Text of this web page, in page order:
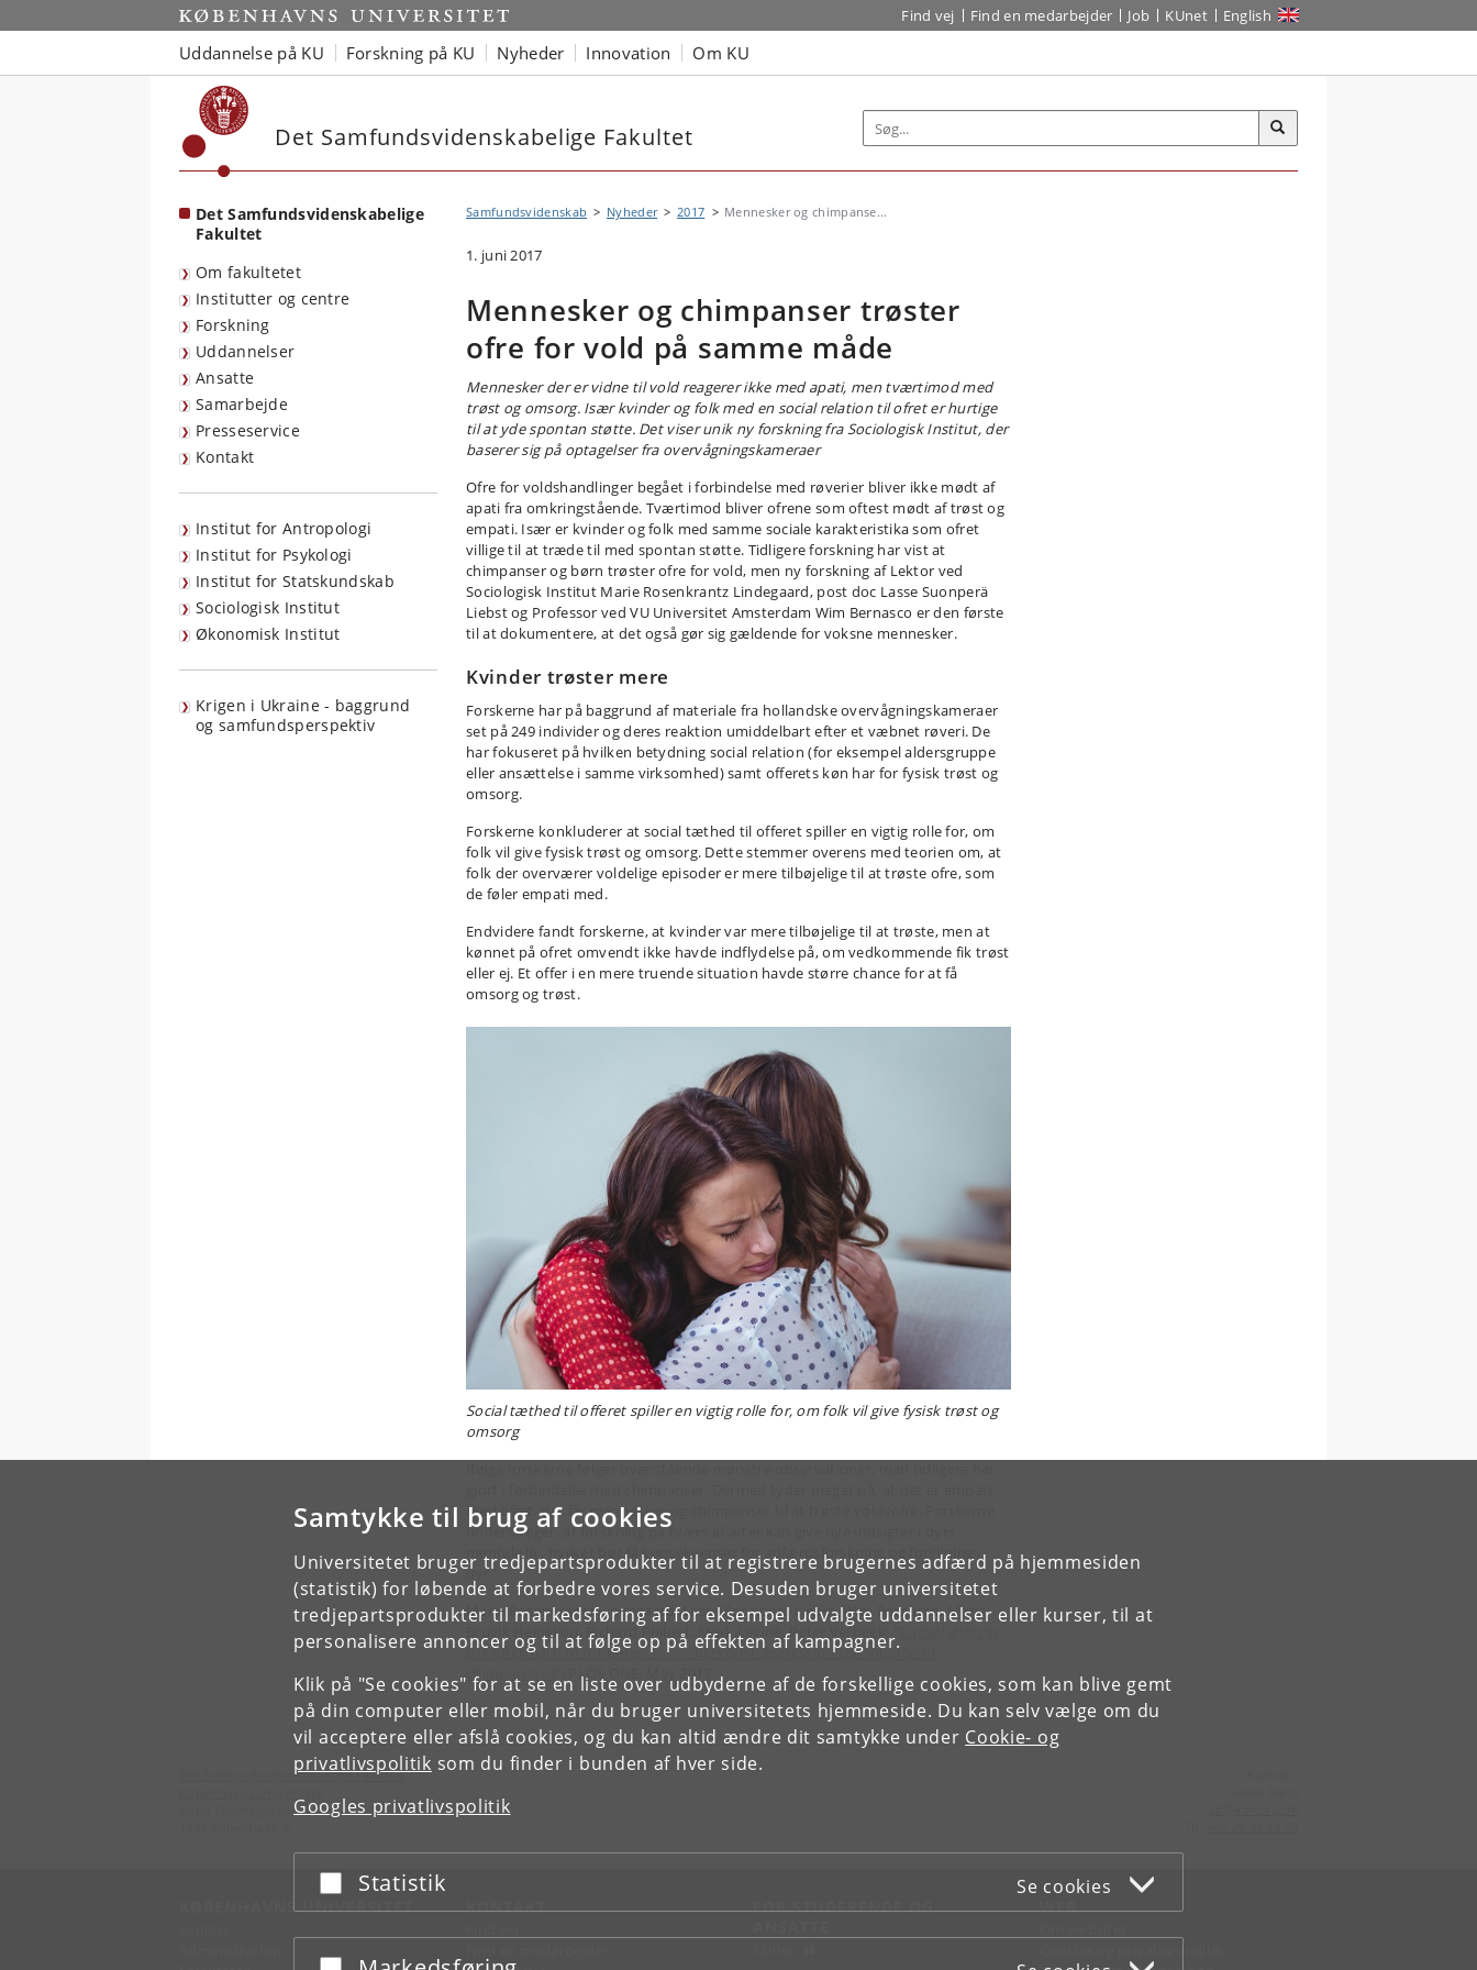
Samtykke til brug af cookies
Universitetet bruger tredjepartsprodukter til at registrere brugernes adfærd på hjemmesiden
(statistik) for løbende at forbedre vores service. Desuden bruger universitetet
tredjepartsprodukter til markedsføring af for eksempel udvalgte uddannelser eller kurser, til at
personalisere annoncer og til at følge op på effekten af kampagner.
Klik på "Se cookies" for at se en liste over udbyderne af de forskellige cookies, som kan blive gemt
på din computer eller mobil, når du bruger universitetets hjemmeside. Du kan selv vælge om du
vil acceptere eller afslå cookies, og du kan altid ændre dit samtykke under Cookie- og
privatlivspolitik som du finder i bunden af hver side.
Googles privatlivspolitik
Acceptér eller afslå
Statistik Se cookies
Acceptér eller afslå
Start Find vej Find en medarbejder Job KUnet English
Uddannelse på KU Forskning på KU Nyheder Innovation Om KU
Det Samfundsvidenskabelige Fakultet
Det Samfundsvidenskabelige
Fakultet
Om fakultetet
Institutter og centre
Forskning
Uddannelser
Ansatte
Samarbejde
Presseservice
Kontakt
Institut for Antropologi
Institut for Psykologi
Institut for Statskundskab
Sociologisk Institut
Økonomisk Institut
Krigen i Ukraine - baggrund
og samfundsperspektiv
Samfundsvidenskab Nyheder 2017 Mennesker og chimpanse...
1. juni 2017
Mennesker og chimpanser trøster
ofre for vold på samme måde
Mennesker der er vidne til vold reagerer ikke med apati, men tværtimod med
trøst og omsorg. Især kvinder og folk med en social relation til ofret er hurtige
til at yde spontan støtte. Det viser unik ny forskning fra Sociologisk Institut, der
baserer sig på optagelser fra overvågningskameraer
Ofre for voldshandlinger begået i forbindelse med røverier bliver ikke mødt af
apati fra omkringstående. Tværtimod bliver ofrene som oftest mødt af trøst og
empati. Især er kvinder og folk med samme sociale karakteristika som ofret
villige til at træde til med spontan støtte. Tidligere forskning har vist at
chimpanser og børn trøster ofre for vold, men ny forskning af Lektor ved
Sociologisk Institut Marie Rosenkrantz Lindegaard, post doc Lasse Suonperä
Liebst og Professor ved VU Universitet Amsterdam Wim Bernasco er den første
til at dokumentere, at det også gør sig gældende for voksne mennesker.
Kvinder trøster mere
Forskerne har på baggrund af materiale fra hollandske overvågningskameraer
set på 249 individer og deres reaktion umiddelbart efter et væbnet røveri. De
har fokuseret på hvilken betydning social relation (for eksempel aldersgruppe
eller ansættelse i samme virksomhed) samt offerets køn har for fysisk trøst og
omsorg.
Forskerne konkluderer at social tæthed til offeret spiller en vigtig rolle for, om
folk vil give fysisk trøst og omsorg. Dette stemmer overens med teorien om, at
folk der overværer voldelige episoder er mere tilbøjelige til at trøste ofre, som
de føler empati med.
Endvidere fandt forskerne, at kvinder var mere tilbøjelige til at trøste, men at
kønnet på ofret omvendt ikke havde indflydelse på, om vedkommende fik trøst
eller ej. Et offer i en mere truende situation havde større chance for at få
omsorg og trøst.
Social tæthed til offeret spiller en vigtig rolle for, om folk vil give fysisk trøst og
omsorg
med ofret, der får mennesker og chimpanser til at trøste voldsofre. Forskerne
understreger, at forskning på tværs af arter kan give nye indsigter i dyrs
mentale liv, hvilket bør få konsekvenser for adfærdsforskning og forskning i
dyr.
Marie Rosenkrantz Lindegaard, Lasse Suonperä Liebst, Wim Bernasco, Marie
Bruvik Heinskou, Richard Philpot, Mark Levine, Peter Verbeek: "
the aftermath of robberies resembles post-aggression consolation in
chimpanzees
"; PLOS ONE; May 2017
Det Samfundsvidenskabelige Fakultet
Øster Farimagsgade 5
KØBENHAVNS UNIVERSITET KONTAKT
FOR STUDERENDE OG
WEB